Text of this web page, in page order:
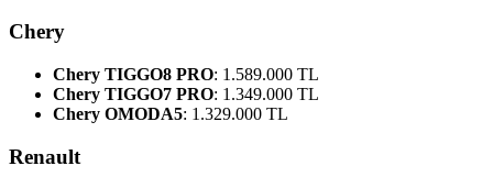
Chery
Chery TIGGO8 PRO: 1.589.000 TL
Chery TIGGO7 PRO: 1.349.000 TL
Chery OMODA5: 1.329.000 TL
Renault